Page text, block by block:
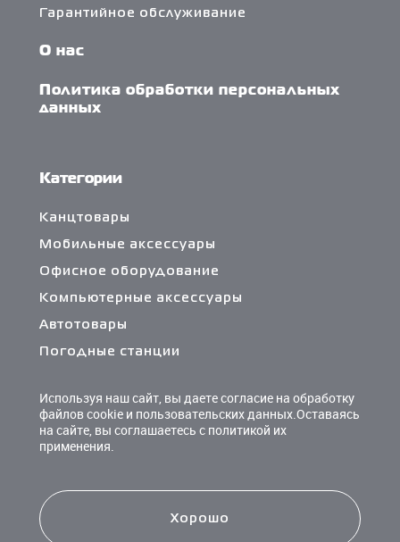
Гарантийное обслуживание
О нас
Политика обработки персональных
данных
Категории
Канцтовары
Мобильные аксессуары
Офисное оборудование
Компьютерные аксессуары
Автотовары
Погодные станции
Кабели и переходники
Чистящие средства
Используя наш сайт, вы даете согласие на обработку
файлов cookie и пользовательских данных.Оставаясь
на сайте, вы соглашаетесь с политикой их
применения.
Хорошо